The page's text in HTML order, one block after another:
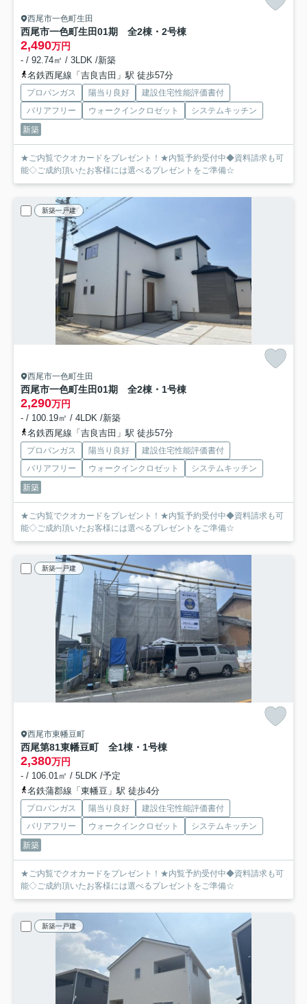
西尾市一色町生田
西尾市一色町生田01期 全2棟・2号棟
2,490万円
- / 92.74㎡ / 3LDK /新築
名鉄西尾線「吉良吉田」駅 徒歩57分
プロパンガス 陽当り良好
建設住宅性能評価書付
バリアフリー
ウォークインクロゼット
システムキッチン
新築
★ご内覧でクオカードをプレゼント！★内覧予約受付中◆資料請求も可
能◇ご成約頂いたお客様には選べるプレゼントをご準備☆
新築一戸建
西尾市一色町生田
西尾市一色町生田01期 全2棟・1号棟
2,290万円
- / 100.19㎡ / 4LDK /新築
名鉄西尾線「吉良吉田」駅 徒歩57分
プロパンガス 陽当り良好
建設住宅性能評価書付
バリアフリー
ウォークインクロゼット
システムキッチン
新築
★ご内覧でクオカードをプレゼント！★内覧予約受付中◆資料請求も可
能◇ご成約頂いたお客様には選べるプレゼントをご準備☆
新築一戸建
西尾市東幡豆町
西尾第81東幡豆町 全1棟・1号棟
2,380万円
- / 106.01㎡ / 5LDK /予定
名鉄蒲郡線「東幡豆」駅 徒歩4分
プロパンガス 陽当り良好
建設住宅性能評価書付
バリアフリー
ウォークインクロゼット
システムキッチン
新築
★ご内覧でクオカードをプレゼント！★内覧予約受付中◆資料請求も可
能◇ご成約頂いたお客様には選べるプレゼントをご準備☆
新築一戸建